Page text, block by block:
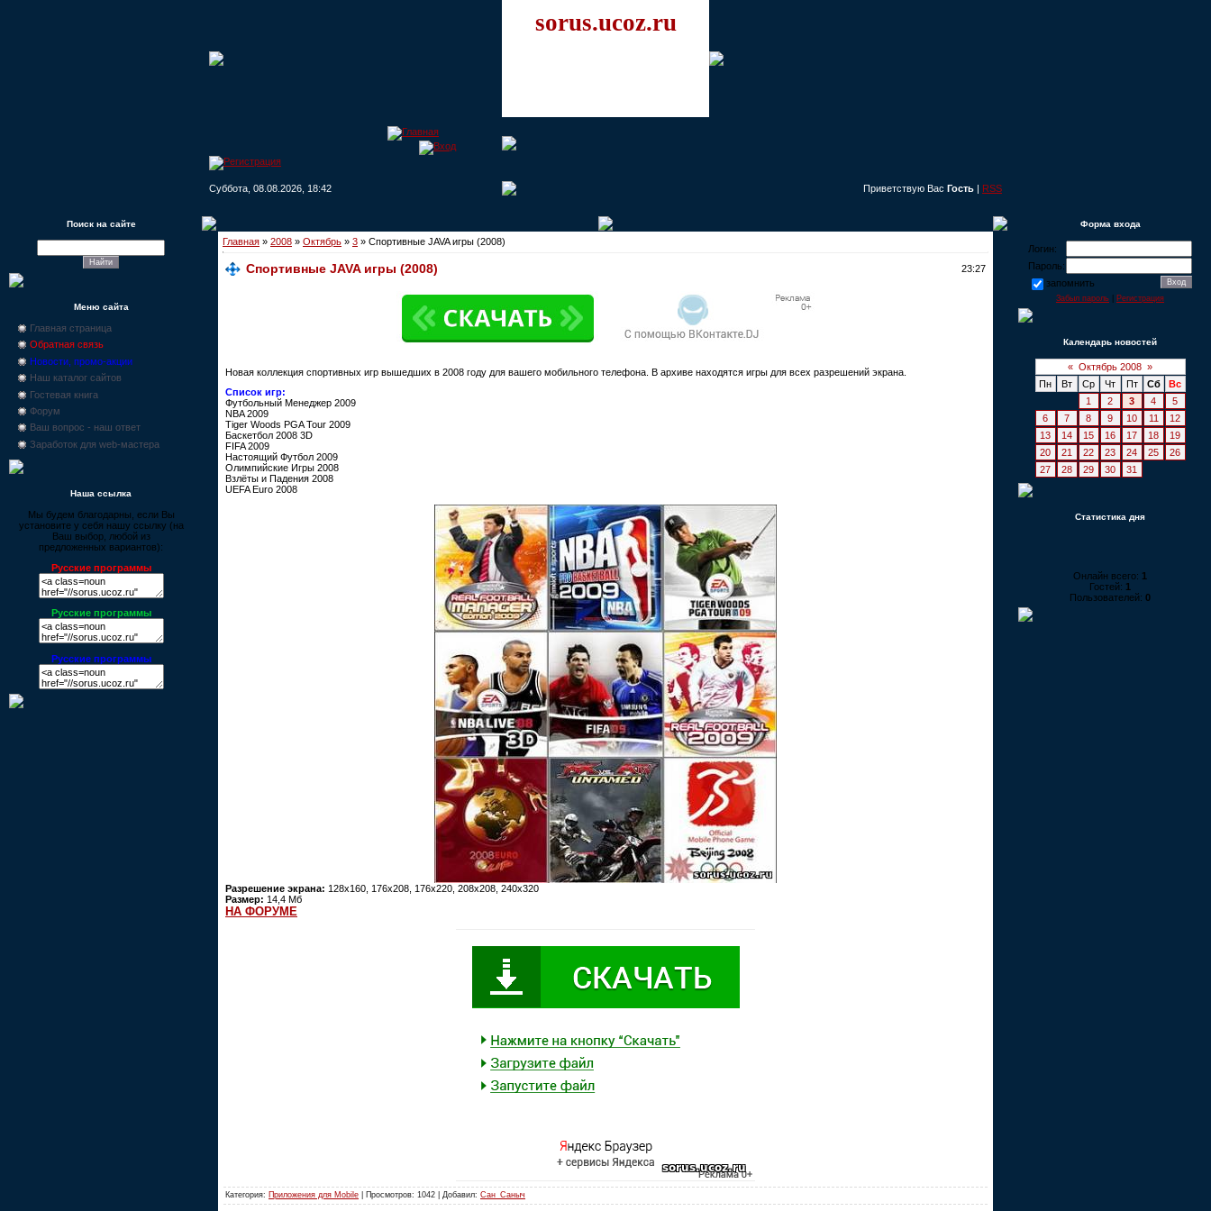
sorus.ucoz.ru
Суббота, 08.08.2026, 18:42 Приветствую Вас Гость | RSS
Поиск на сайте
Меню сайта
Главная страница
Обратная связь
Новости, промо-акции
Наш каталог сайтов
Гостевая книга
Форум
Ваш вопрос - наш ответ
Заработок для web-мастера
Наша ссылка
Мы будем благодарны, если Вы
установите у себя нашу ссылку (на
Ваш выбор, любой из
предложенных вариантов):
Русские программы
Русские программы
Русские программы
Главная » 2008 » Октябрь » 3 » Спортивные JAVA игры (2008)
Спортивные JAVA игры (2008) 23:27
Новая коллекция спортивных игр вышедших в 2008 году для вашего мобильного телефона. В архиве находятся игры для всех разрешений экрана.
Список игр:
Футбольный Менеджер 2009
NBA 2009
Tiger Woods PGA Tour 2009
Баскетбол 2008 3D
FIFA 2009
Настоящий Футбол 2009
Олимпийские Игры 2008
Взлёты и Падения 2008
UEFA Euro 2008
Разрешение экрана: 128x160, 176x208, 176x220, 208x208, 240x320
Размер: 14,4 Мб
НА ФОРУМЕ
Категория: Приложения для Mobile | Просмотров: 1042 | Добавил: Сан_Саныч
Форма входа
Логин:
Пароль:
запомнить
Забыл пароль Регистрация
Календарь новостей
« Октябрь 2008 »
Пн
Вт Ср Чт Пт Сб
Вс
1
2 3 4
5
6
7 8 9 10 11
12
13
14 15 16 17 18
19
20
21 22 23 24 25
26
27
28 29 30 31
Статистика дня
Онлайн всего: 1
Гостей: 1
Пользователей: 0